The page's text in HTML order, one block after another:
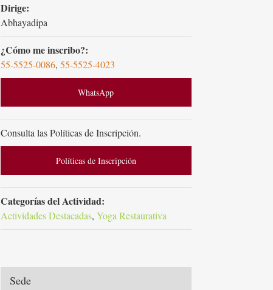
Dirige:
Abhayadipa
¿Cómo me inscribo?:
55-5525-0086, 55-5525-4023
WhatsApp
Consulta las Políticas de Inscripción.
Políticas de Inscripción
Categorías del Actividad:
Actividades Destacadas, Yoga Restaurativa
Sede